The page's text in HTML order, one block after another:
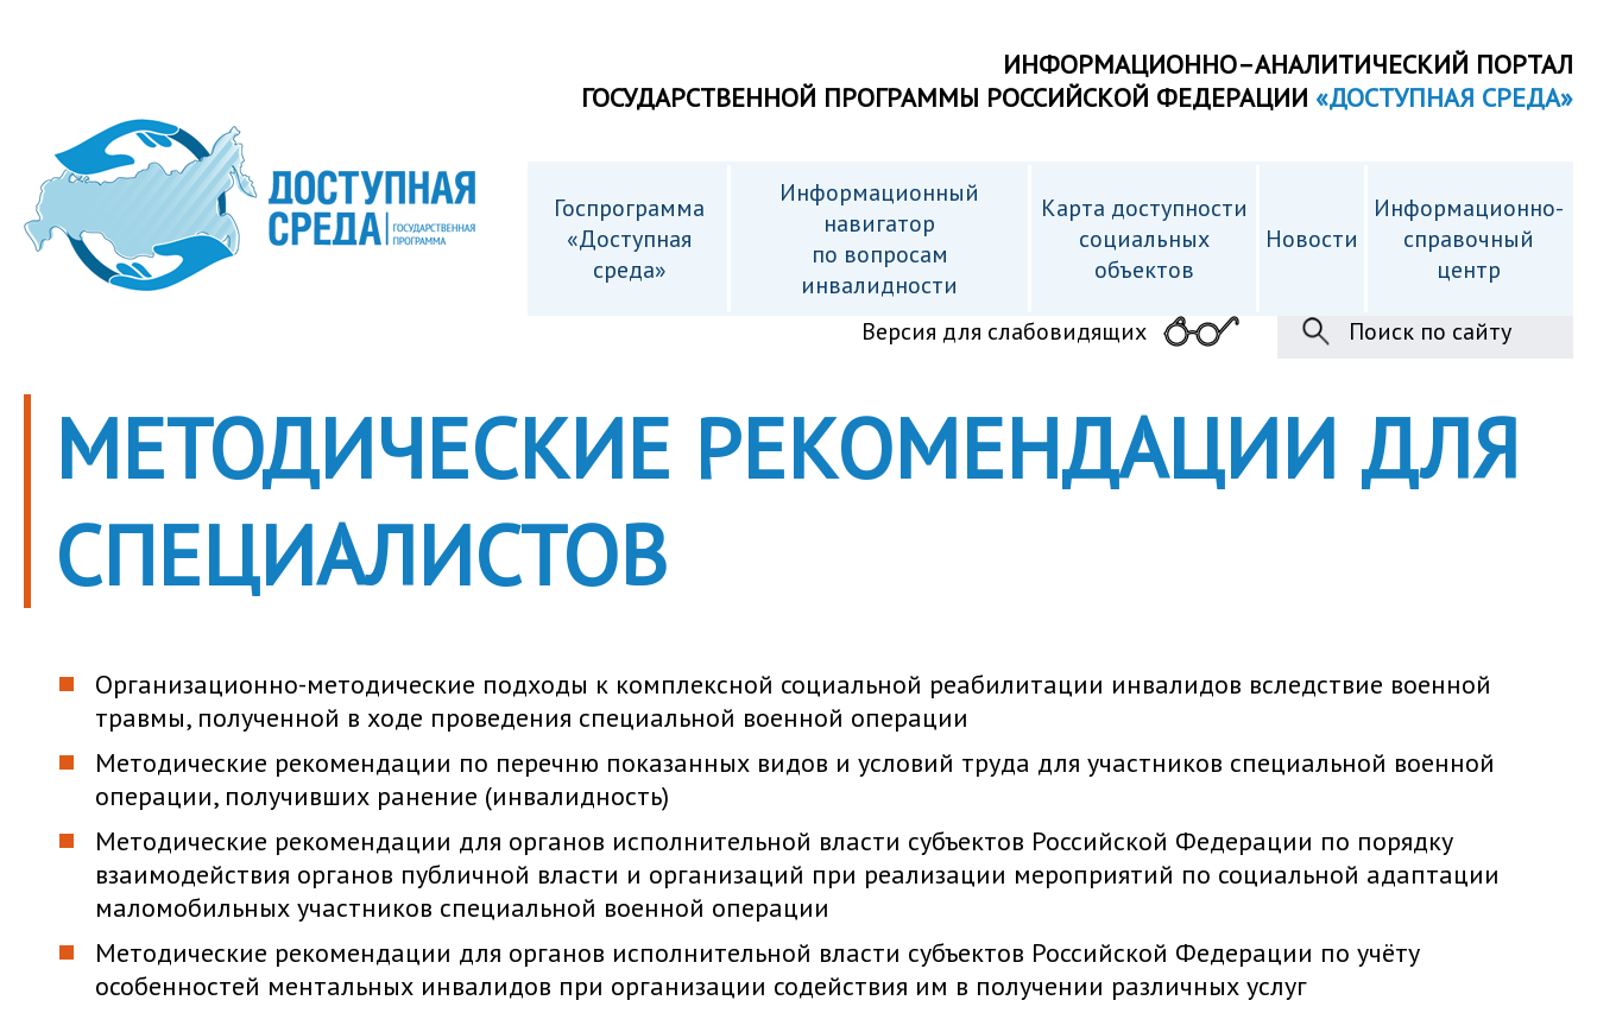
ИНФОРМАЦИОННО–АНАЛИТИЧЕСКИЙ ПОРТАЛ
ГОСУДАРСТВЕННОЙ ПРОГРАММЫ РОССИЙСКОЙ ФЕДЕРАЦИИ «ДОСТУПНАЯ СРЕДА»
Госпрограмма
«Доступная
среда»
Информационный
навигатор
по вопросам
инвалидности
Карта доступности
cоциальных
объектов
Новости
Информационно-
справочный
центр
Версия для слабовидящих
Поиск по сайту
МЕТОДИЧЕСКИЕ РЕКОМЕНДАЦИИ ДЛЯ
СПЕЦИАЛИСТОВ
Организационно-методические подходы к комплексной социальной реабилитации инвалидов вследствие военной
травмы, полученной в ходе проведения специальной военной операции
Методические рекомендации по перечню показанных видов и условий труда для участников специальной военной
операции, получивших ранение (инвалидность)
Методические рекомендации для органов исполнительной власти субъектов Российской Федерации по порядку
взаимодействия органов публичной власти и организаций при реализации мероприятий по социальной адаптации
маломобильных участников специальной военной операции
Методические рекомендации для органов исполнительной власти субъектов Российской Федерации по учёту
особенностей ментальных инвалидов при организации содействия им в получении различных услуг